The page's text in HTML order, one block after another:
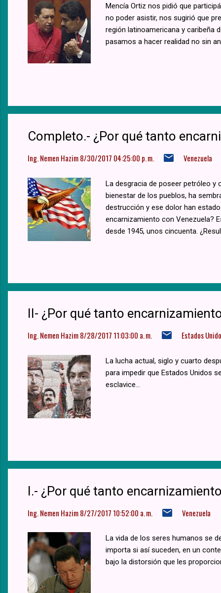
Mencía Ortiz nos pidió que
no poder asistir, nos sugirió que
región latinoamericana y caribeña
pasamos a hacer realidad no sin
Completo.- ¿Por qué tanto
Ing. Nemen Hazim8/30/2017 04:25:00 p. m. Venezuela
La desgracia de poseer petróleo y
bienestar de los pueblos, ha
destrucción y ese dolor han
encarnizamiento con Venezuela?
desde 1945, unos cincuenta.
II- ¿Por qué tanto
Ing. Nemen Hazim8/28/2017 11:03:00 a. m. Estados
La lucha actual, siglo y cuarto
para impedir que Estados Unidos
esclavice...
I.- ¿Por qué tanto
Ing. Nemen Hazim8/27/2017 10:52:00 a. m. Venezuela
La vida de los seres humanos se
importa si así suceden, en un
bajo la distorsión que les